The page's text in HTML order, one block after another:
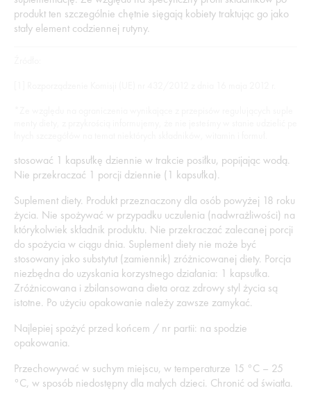
produkt ten szczególnie chętnie sięgają kobiety traktując go jako
stały element codziennej rutyny.
stosować 1 kapsułkę dziennie w trakcie posiłku, popijając wodą.
Nie przekraczać 1 porcji dziennie (1 kapsułka).
Suplement diety. Produkt przeznaczony dla osób powyżej 18 roku
życia. Nie spożywać w przypadku uczulenia (nadwrażliwości) na
którykolwiek składnik produktu. Nie przekraczać zalecanej porcji
do spożycia w ciągu dnia. Suplement diety nie może być
stosowany jako substytut (zamiennik) zróżnicowanej diety. Porcja
niezbędna do uzyskania korzystnego działania: 1 kapsułka.
Zróżnicowana i zbilansowana dieta oraz zdrowy styl życia są
istotne. Po użyciu opakowanie należy zawsze zamykać.
Najlepiej spożyć przed końcem / nr partii: na spodzie
opakowania.
Przechowywać w suchym miejscu, w temperaturze 15 °C – 25
°C, w sposób niedostępny dla małych dzieci. Chronić od światła.